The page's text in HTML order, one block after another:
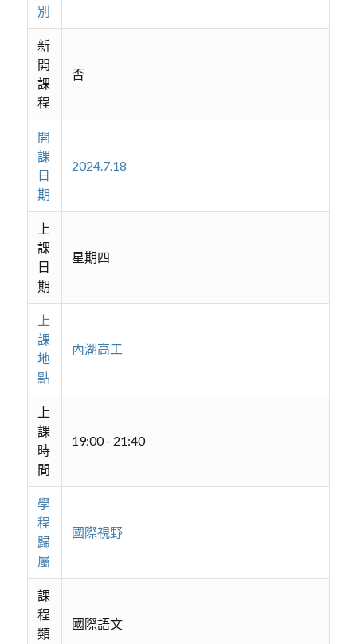
別
新
開
課
程
否
開
課
日
期
2024.7.18
上
課
日
期
星期四
上
課
地
點
內湖高工
上
課
時
間
19:00 - 21:40
學
程
歸
屬
國際視野
課
程
類
國際語文